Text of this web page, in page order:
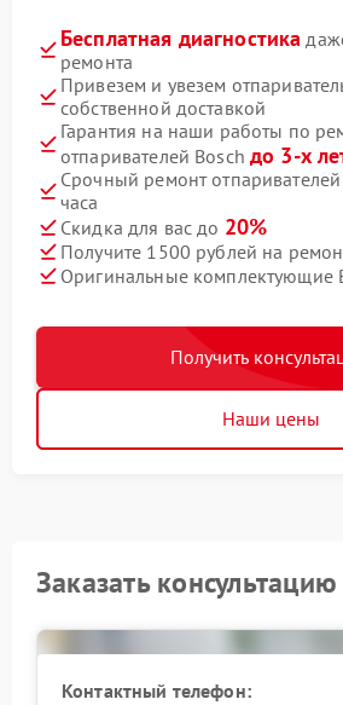
Бесплатная диагностика
ремонта
Привезем и увезем
собственной доставкой
Гарантия на наши работы по
отпаривателей Boschдо 3-х
Срочный ремонт
часа
Скидка для вас до 20%
Получите 1500 рублей на
Оригинальные комплектующие
Получить
Наши цены
Заказать консультацию
Контактный телефон: